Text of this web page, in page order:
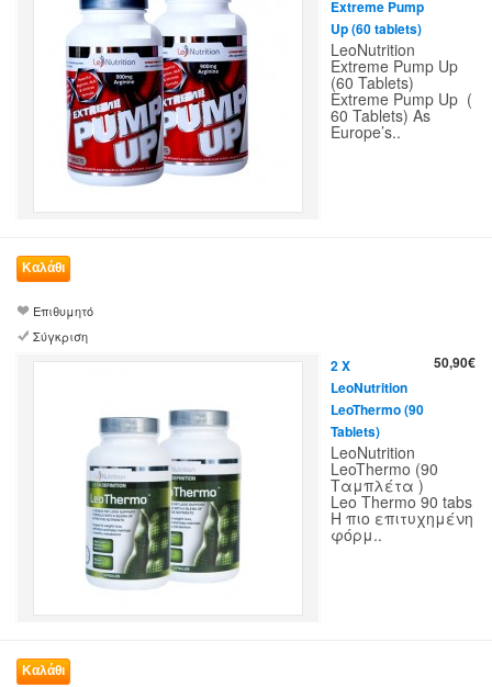
Extreme Pump
Up (60 tablets)
LeoNutrition
Extreme Pump Up
(60 Tablets)
Extreme Pump Up (
60 Tablets) As
Europe’s..
Επιθυμητό
Σύγκριση
50,90€
2 X
LeoNutrition
LeoThermo (90
Tablets)
LeoNutrition
LeoThermo (90
Ταμπλέτα )
Leo Thermo 90 tabs
Η πιο επιτυχημένη
φόρμ..